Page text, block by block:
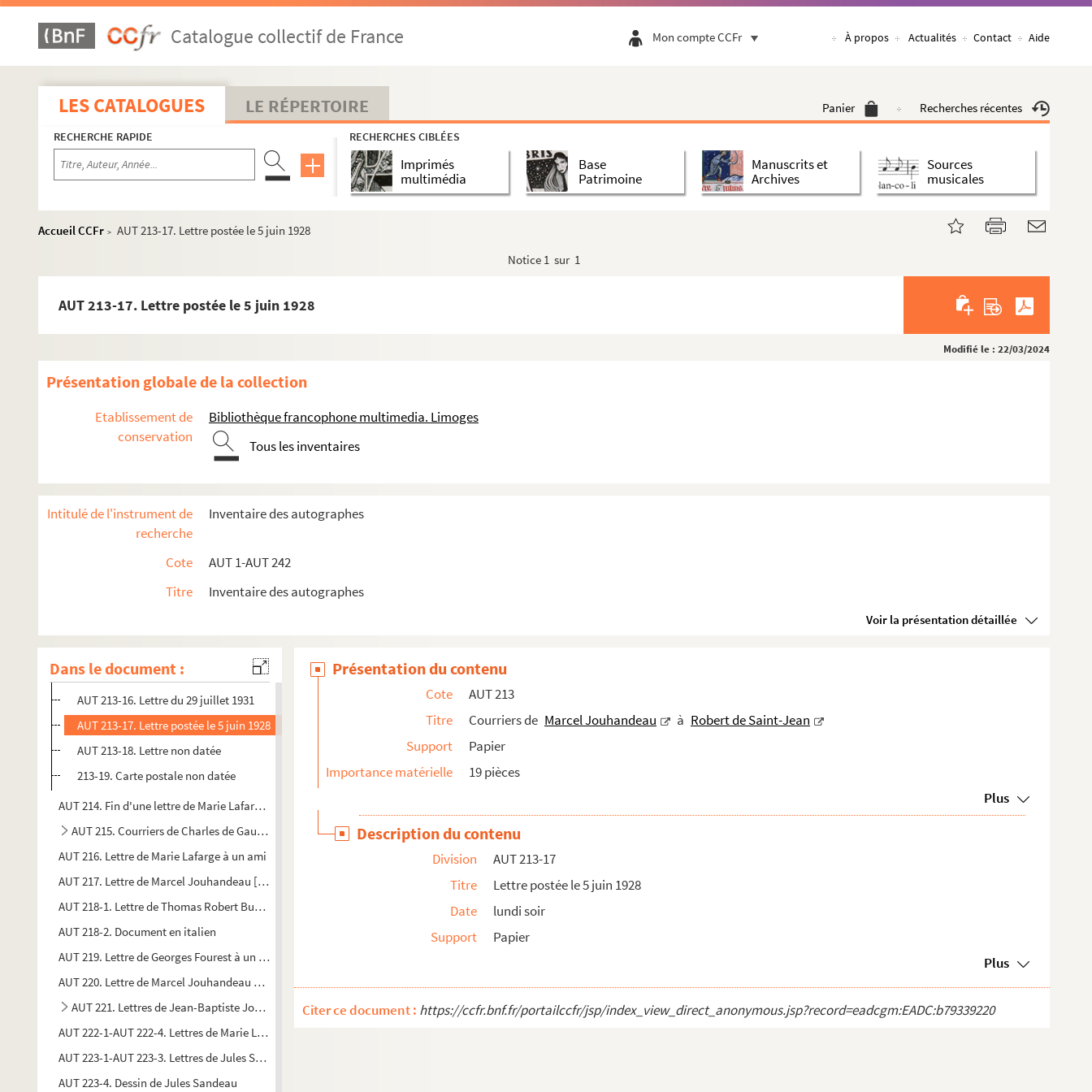
Catalogue collectif de France Mon compte CCFr À propos Actualités Contact Aide
LES CATALOGUES LE RÉPERTOIRE Panier Recherches récentes
RECHERCHE RAPIDE RECHERCHES CIBLÉES
Imprimés
multimédia
Base
Patrimoine
Manuscrits et
Archives
Sources
musicales
Accueil CCFr > AUT 213-17. Lettre postée le 5 juin 1928
Notice 1 sur 1
AUT 213-17. Lettre postée le 5 juin 1928
Modifié le : 22/03/2024
Présentation globale de la collection
Etablissement de
conservation
Bibliothèque francophone multimedia. Limoges
Tous les inventaires
Intitulé de l'instrument de
recherche
Inventaire des autographes
Cote
AUT 1-AUT 242
Titre
Inventaire des autographes
Voir la présentation détaillée
Dans le document :
AUT 202. Lettre de Michel Zévaco à monsieur Passim
AUT 203. Copies manuscrites de deux lettres à Jean-Baptiste Dalesme de Louis-Nicolas Davout et Henry Tucker M...
AUT 204-1-AUT 204-20. 20 lettres de Robert Margerit à Raymond d'Etiveaud
AUT 205-1-AUT 205-4. 4 lettres de Romain Rolland à Raymond d'Etiveaud
AUT 206. Lettres tapuscrites de Raymond d'Etiveaud à Robert Margerit
AUT 207. Lettre de Louis Lefebvre à Raymond d'Etiveaud
AUT 209. Note ou Lettre de Franck Delage à un destinataire non identifié
AUT 211. Photocopie d'une lettre de Paul Arrivière à Mme Cécile Carnot
AUT 213-3. Lettre du 30 mai 1928
AUT 213-5. Lettre du 26 octobre 1952
AUT 213-6. Lettre du 11 juillet 1949
AUT 213-8. Lettre non datée
AUT 213-9. Lettre postée le 16 octobre 1928
AUT 213-12. Lettre non datée
AUT 213-14. Lettre non datée
AUT 213-15. Lettre postée le 5 avril 1971
AUT 213-16. Lettre du 29 juillet 1931
AUT 213-17. Lettre postée le 5 juin 1928
AUT 213-18. Lettre non datée
213-19. Carte postale non datée
AUT 214. Fin d'une lettre de Marie Lafarge à un ami
AUT 215. Courriers de Charles de Gaulle à Claude Lecointe
AUT 216. Lettre de Marie Lafarge à un ami
AUT 217. Lettre de Marcel Jouhandeau [à Henry de Montherlant]
AUT 218-1. Lettre de Thomas Robert Bugeaud au capitaine Loydreau
AUT 218-2. Document en italien
AUT 219. Lettre de Georges Fourest à un destinataire non identifié
AUT 220. Lettre de Marcel Jouhandeau à un destinataire non identifié
AUT 221. Lettres de Jean-Baptiste Jourdan
AUT 222-1-AUT 222-4. Lettres de Marie Lafarge à des destinataires non identifiés
AUT 223-1-AUT 223-3. Lettres de Jules Sandeau à des destinataires non identifiés
AUT 223-4. Dessin de Jules Sandeau
Présentation du contenu
Cote
AUT 213
Titre
Courriers de Marcel Jouhandeau à Robert de Saint-Jean
Support
Papier
Importance matérielle
19 pièces
Plus
Description du contenu
Division
AUT 213-17
Titre
Lettre postée le 5 juin 1928
Date
lundi soir
Support
Papier
Plus
Citer ce document : https://ccfr.bnf.fr/portailccfr/jsp/index_view_direct_anonymous.jsp?record=eadcgm:EADC:b79339220